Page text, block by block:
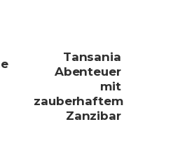
Tansania
Abenteuer
mit
zauberhaftem
Zanzibar